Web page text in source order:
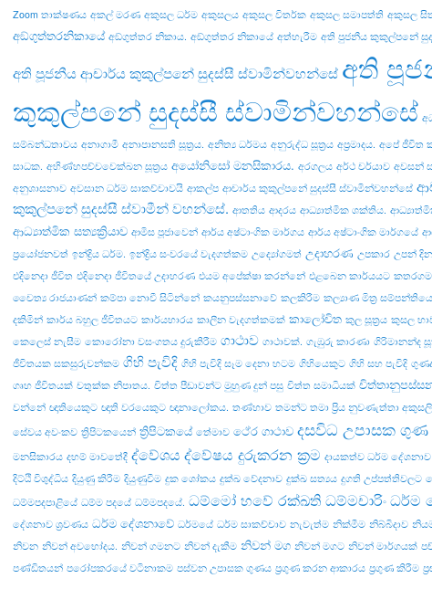
Zoom තාක්ෂණය අකල් මරණ අකුසල ධර්ම අකුසලය අකුසල විතර්ක අකුසල සමාපත්ති අකුසල
අඞ්ගුත්තරනිකායේ අඞ්‌ගුත්‌තර නිකාය. අඞ්‌ගුත්‌තර නිකායේ අත්හැරීම අති පුජනීය කුකුල්පනේ
අති පූජනීය ආචාර්ය කුකුල්පනේ සුදස්සී ස්වාමින්වහන්සේ අති
කුකුල්පනේ සුදස්සී ස්වාමින්වහන්සේ
සම්බන්ධතාවය අනාගාමී අනාපානසති සූත්‍රය. අනිත්‍ය ධර්මය අනුරුද්ධ සූත්‍රය අප්‍රමාදය. අපේ ජීවිත
සාධක. අභිණ්හපච්චවෙක්ඛන සූත්‍රය අයෝනිසෝ මනසිකාරය. අරගලය අර්ථ චර්යාව අවසන්
අනුශාසනාව අවසාන ධර්ම සාකච්චාවයි ආකල්ප ආචාර්ය කුකුල්පනේ සුදස්සී ස්වාමින්වහන්සේ
කුකුල්පනේ සුදස්සී ස්වාමීන් වහන්සේ. ආතතිය ආදරය ආධ්‍යාත්මික ශක්තිය.
ආධ්‍යාත්මික සත්‍යක්‍රියාව ආමිස පූජාවෙන් ආර්ය අෂ්ටාංගික මාර්ගය ආර්ය අෂ්ටාංගික මාර්ගයේ
ප්‍රයෝජනවත් ඉන්ද්‍රිය ධර්ම. ඉන්ද්‍රිය සංවරයේ වැදගත්කම උද්‍යෝගමත් උදාහරණ උපකාර උපන්
එදිනෙදා ජීවිත එදිනෙදා ජීවිතයේ උදාහරණ එයම අපේක්ෂා කරන්නේ එළබෙන කාර්යයට කතරගම
චෛත්‍ය රාජයාණන් කම්පා නොවී සිටින්නේ කයනුපස්සනාවේ කලකිරීම කල්‍යාණ මිත්‍ර
දකිමින් කාර්ය බහුල ජීවිතයට කාර්යභාරය කාලීන වැදගත්කමක් කාලෝචිත කුල සූත්‍රය කුසල
කෙලෙස් නැසීම කොරෝනා වසංගතය දුරුකිරීම ගාථාව ගාථාවක්. ගැඹුරු කාරණා ගිරිමානන්ද
ජීවිතයක සකසුරුවන්කම ගිහි පැවිදි ගිහි පැවිදි සෑම දෙනා හටම ගිහියෙකුට ගිහි සහ පැවිදි
ගෘහ ජීවිතයක් චතුක්ක නිපාතය. චිත්ත පීඩාවන්ට මුහුණ දුන් පසු චිත්ත සමාධියක්
වන්නේ ඥාතියෙකුට ඥාති වරයෙකුට ඥානාලෝකය. තණ්හාව තමන්ට තමා ප්‍රිය නුවණැත්තා
සේවය අවංකව ත්‍රිපිටකයෙන් ත්‍රිපිටකයේ තේමාව ථේර ගාථාව දසවිධ උපාසක ගුණ
මනසිකාරය දහම් මාවතේදී ද්වේශය ද්වේෂය දුරුකරන ක්‍රම දායකත්ව ධර්ම දේශනාව
දිට්ඨි විශුද්ධිය දියුණු කිරීම දියුණුවීම දුක ශෝකය දුක්ඛ වේදනාව දුක්ඛ සත්‍යය දුගති උප්පත්තිවලට
ධම්මපදපාළියේ ධම්ම පදයේ ධම්මපදයේ. ධම්මෝ හවේ රක්ඛති ධම්මචාරිංධර්ම
දේශනාව ශ්‍රවණය ධර්ම දේශනාවේ ධර්මයේ ධර්ම සාකච්චාව නැවැත්ම නික්මීම නිබ්බිදාව
නිවන නිවන් අවභෝදය. නිවන් ගමනට නිවන් දැකීම නිවන් මග නිවන් මගට නිවන් මාර්ගයක්
පණ්ඩිතයන් පරෝපකරයේ වටිනාකම පස්වන උපාසක ගුණය ප්‍රගුණ කරන ආකාරය ප්‍රගුණ කිරීම